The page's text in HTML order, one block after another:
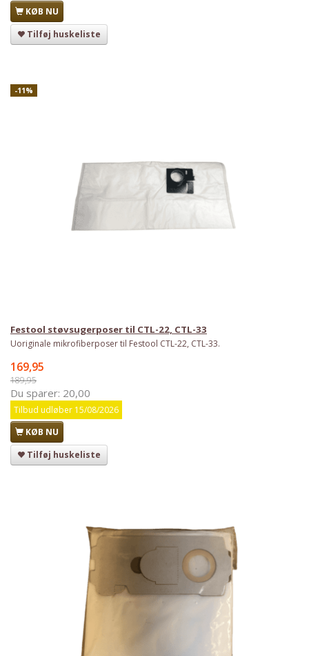
KØB NU
Tilføj huskeliste
-11%
Festool støvsugerposer til CTL-22, CTL-33
Uoriginale mikrofiberposer til Festool CTL-22, CTL-33.
169,95
189,95
Du sparer: 20,00
Tilbud udløber 15/08/2026
KØB NU
Tilføj huskeliste